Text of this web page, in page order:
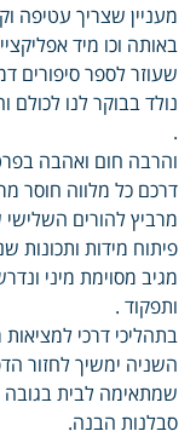
מעניין שצריך עטיפה
באותה וכו מיד
שעוזר לספר סיפורים
נולד בבוקר לנו לכולם
.
והרבה חום ואהבה
דרכם כל מלווה חוסר
מרביץ להורים
פיתוח מידות ותכונות
מגיב מסוימת מיני
ותפקוד .
בתהליכי דרכי
השניה ימשיך לחזור
שמתאימה לבית בגובה
סבלנות הבנה.